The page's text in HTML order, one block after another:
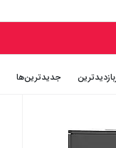
جديدترين‌ها